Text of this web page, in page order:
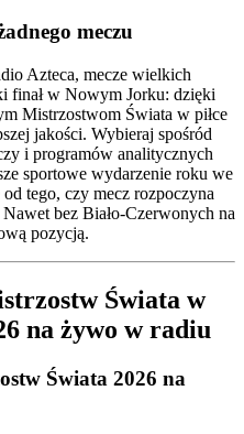
meczu
Azteca, mecze wielkich
finał w Nowym Jorku: dzięki
Mistrzostwom Świata w piłce
jakości. Wybieraj spośród
i programów analitycznych
sportowe wydarzenie roku we
tego, czy mecz rozpoczyna
bez Biało-Czerwonych na
pozycją.
Świata w
na żywo w radiu
Świata 2026 na